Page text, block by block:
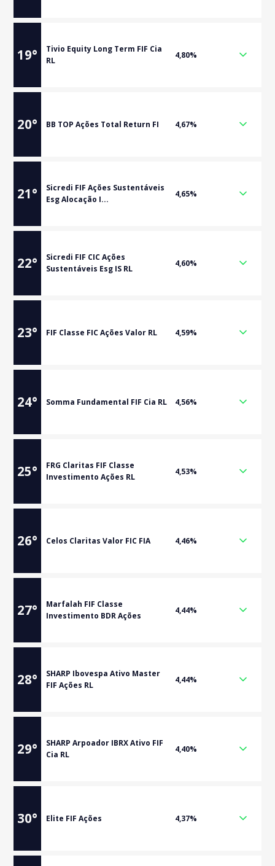
19°
Tivio Equity Long Term FIF Cia
RL
4,80%
20° BB TOP Ações Total Return FI 4,67%
21°
Sicredi FIF Ações Sustentáveis
Esg Alocação I...
4,65%
22°
Sicredi FIF CIC Ações
Sustentáveis Esg IS RL
4,60%
23° FIF Classe FIC Ações Valor RL 4,59%
24° Somma Fundamental FIF Cia RL 4,56%
25°
FRG Claritas FIF Classe
Investimento Ações RL
4,53%
26° Celos Claritas Valor FIC FIA 4,46%
27°
Marfalah FIF Classe
Investimento BDR Ações
4,44%
28°
SHARP Ibovespa Ativo Master
FIF Ações RL
4,44%
29°
SHARP Arpoador IBRX Ativo FIF
Cia RL
4,40%
30° Elite FIF Ações 4,37%